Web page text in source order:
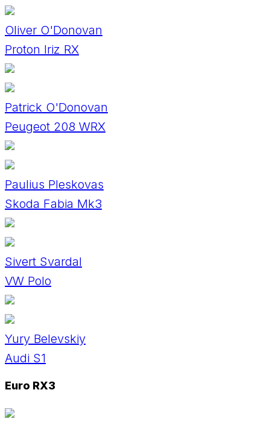
Oliver O'Donovan
Proton Iriz RX
Patrick O'Donovan
Peugeot 208 WRX
Paulius Pleskovas
Skoda Fabia Mk3
Sivert Svardal
VW Polo
Yury Belevskiy
Audi S1
Euro RX3